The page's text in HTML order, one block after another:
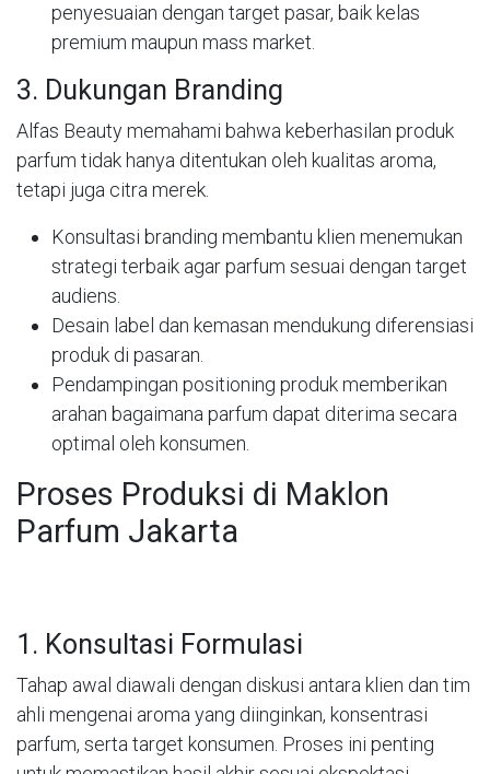
penyesuaian dengan target pasar, baik kelas
premium maupun mass market.
3. Dukungan Branding
Alfas Beauty memahami bahwa keberhasilan produk
parfum tidak hanya ditentukan oleh kualitas aroma,
tetapi juga citra merek.
Konsultasi branding membantu klien menemukan
strategi terbaik agar parfum sesuai dengan target
audiens.
Desain label dan kemasan mendukung diferensiasi
produk di pasaran.
Pendampingan positioning produk memberikan
arahan bagaimana parfum dapat diterima secara
optimal oleh konsumen.
Proses Produksi di Maklon
Parfum Jakarta
1. Konsultasi Formulasi
Tahap awal diawali dengan diskusi antara klien dan tim
ahli mengenai aroma yang diinginkan, konsentrasi
parfum, serta target konsumen. Proses ini penting